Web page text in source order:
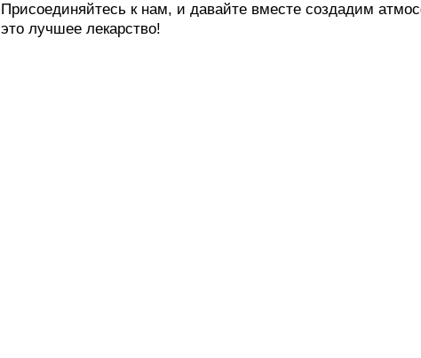
Присоединяйтесь к нам, и давайте вместе создадим
это лучшее лекарство!